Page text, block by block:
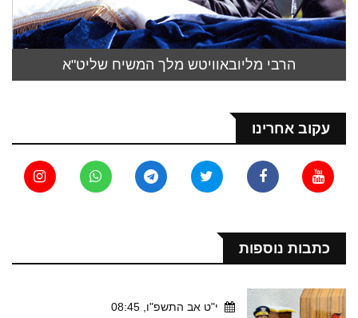
הרבי מליובאוויטש מלך המשיח שליט"א
עקוב אחרינו
כתבות נוספות
י"ט אב התשפ"ו, 08:45